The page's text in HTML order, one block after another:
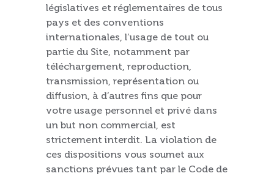
législatives et réglementaires de tous
pays et des conventions
internationales, l’usage de tout ou
partie du Site, notamment par
téléchargement, reproduction,
transmission, représentation ou
diffusion, à d’autres fins que pour
votre usage personnel et privé dans
un but non commercial, est
strictement interdit. La violation de
ces dispositions vous soumet aux
sanctions prévues tant par le Code de